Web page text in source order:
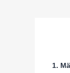
1.